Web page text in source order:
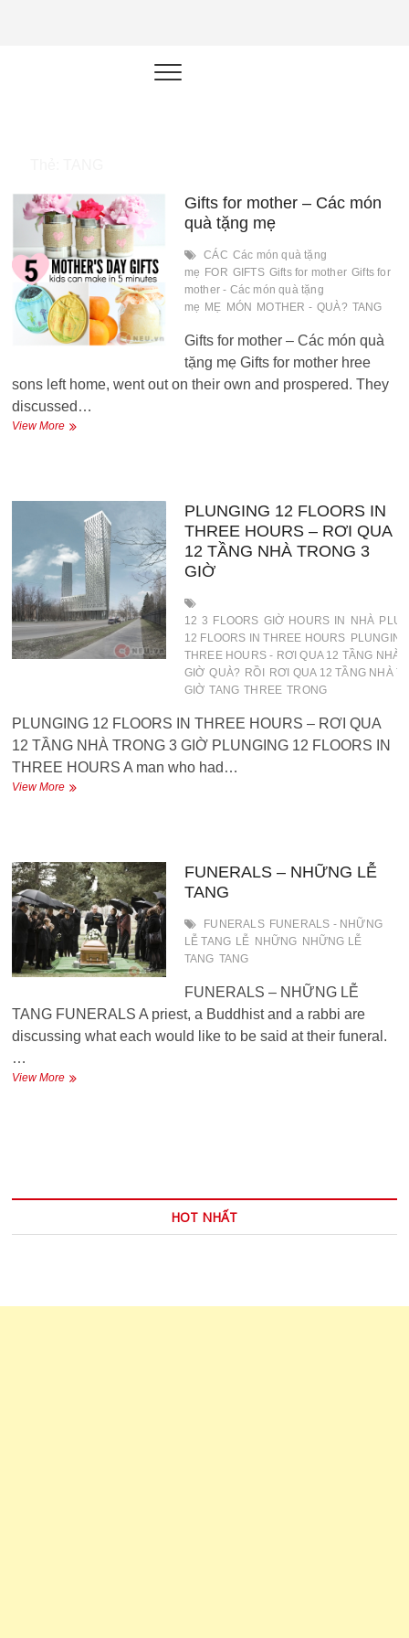
nhân trong
thời đại AI
Gifts for mother – Các món
quà tặng mẹ
CÁC Các món quà tặng
mẹ FOR GIFTS Gifts for mother Gifts for
mother - Các món quà tặng
mẹ MẸ MÓN MOTHER - QUÀ? TANG
Gifts for mother – Các món quà
tặng mẹ Gifts for mother hree
sons left home, went out on their own and prospered. They
discussed…
View MoreGifts
tặng
mẹ
PLUNGING 12 FLOORS IN
THREE HOURS – RƠI QUA
12 TẦNG NHÀ TRONG 3
GIỜ
12 3 FLOORS GIỜ HOURS IN NHÀ
12 FLOORS IN THREE HOURS
THREE HOURS - RƠI QUA 12 TẦNG NHÀ
GIỜ QUÀ? RỒI
RƠI QUA 12 TẦNG NHÀ
GIỜ TANG THREE TRONG
PLUNGING 12 FLOORS IN THREE HOURS – RƠI QUA
12 TẦNG NHÀ TRONG 3 GIỜ PLUNGING 12 FLOORS IN
THREE HOURS A man who had…
View MorePLUNGING
HOURS
–
RƠI
QUA
TẦNG
NHÀ
GIỜ
FUNERALS – NHỮNG LỄ
TANG
FUNERALS FUNERALS - NHỮNG
LỄ TANG LỄ NHỮNG NHỮNG LỄ
TANG TANG
FUNERALS – NHỮNG LỄ
TANG FUNERALS A priest, a Buddhist and a rabbi are
discussing what each would like to be said at their funeral.
…
View MoreFUNERALS
HOT NHẤT